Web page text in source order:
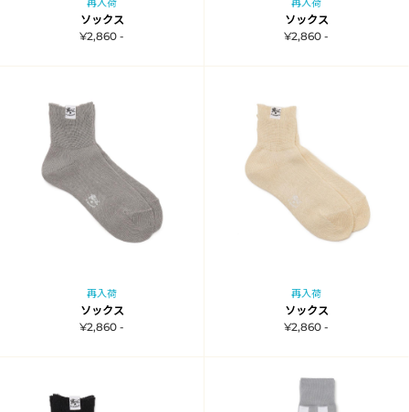
ソックス
¥2,860 -
ソックス
¥2,860 -
再入荷
ソックス
¥2,860 -
再入荷
ソックス
¥2,860 -